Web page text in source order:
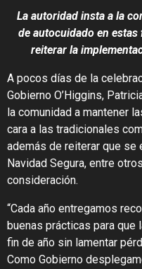
La autoridad insta a la
de autocuidado en estas
reiterar la
A pocos días de la
Gobierno O’Higgins,
la comunidad a mantener
cara a las tradicionales
además de reiterar que se
Navidad Segura, entre
consideración.
“Cada año entregamos
buenas prácticas para
fin de año sin lamentar
Como Gobierno